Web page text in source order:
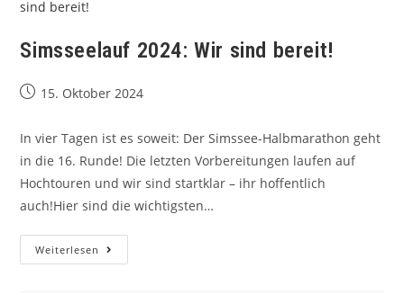
Simsseelauf 2024: Wir sind bereit!
15. Oktober 2024
In vier Tagen ist es soweit: Der Simssee-Halbmarathon geht
in die 16. Runde! Die letzten Vorbereitungen laufen auf
Hochtouren und wir sind startklar – ihr hoffentlich
auch!Hier sind die wichtigsten…
Weiterlesen